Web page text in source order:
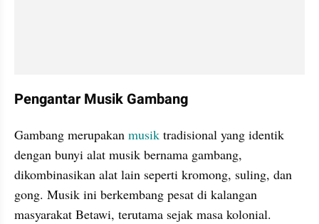
Pengantar Musik Gambang
Gambang merupakan musik tradisional yang identik
dengan bunyi alat musik bernama gambang,
dikombinasikan alat lain seperti kromong, suling, dan
gong. Musik ini berkembang pesat di kalangan
masyarakat Betawi, terutama sejak masa kolonial.